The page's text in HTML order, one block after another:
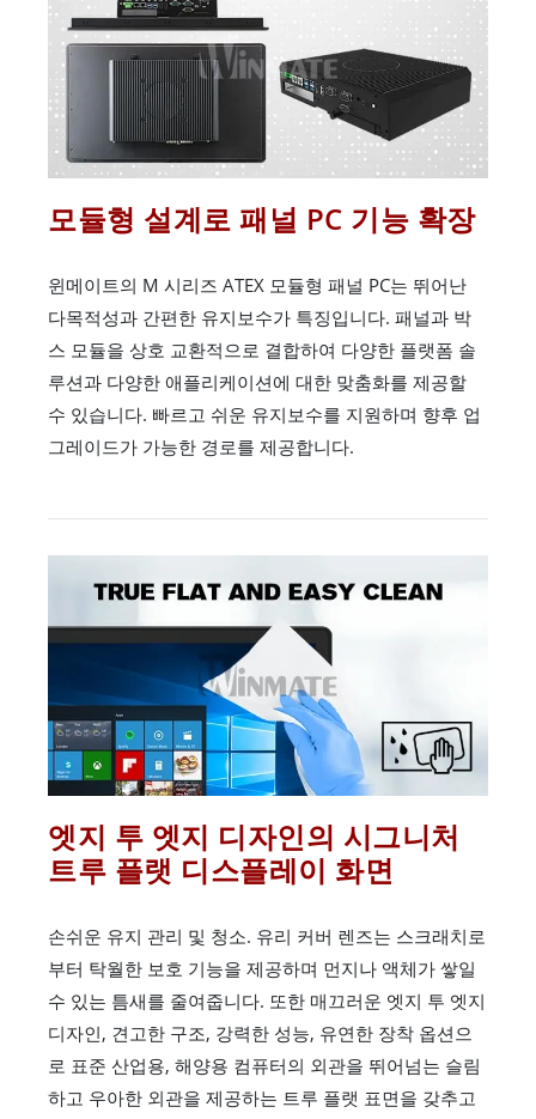
모듈형 설계로 패널 PC 기능 확장
윈메이트의 M 시리즈 ATEX 모듈형 패널 PC는 뛰어난
다목적성과 간편한 유지보수가 특징입니다. 패널과 박
스 모듈을 상호 교환적으로 결합하여 다양한 플랫폼 솔
루션과 다양한 애플리케이션에 대한 맞춤화를 제공할
수 있습니다. 빠르고 쉬운 유지보수를 지원하며 향후 업
그레이드가 가능한 경로를 제공합니다.
엣지 투 엣지 디자인의 시그니처
트루 플랫 디스플레이 화면
손쉬운 유지 관리 및 청소. 유리 커버 렌즈는 스크래치로
부터 탁월한 보호 기능을 제공하며 먼지나 액체가 쌓일
수 있는 틈새를 줄여줍니다. 또한 매끄러운 엣지 투 엣지
디자인, 견고한 구조, 강력한 성능, 유연한 장착 옵션으
로 표준 산업용, 해양용 컴퓨터의 외관을 뛰어넘는 슬림
하고 우아한 외관을 제공하는 트루 플랫 표면을 갖추고